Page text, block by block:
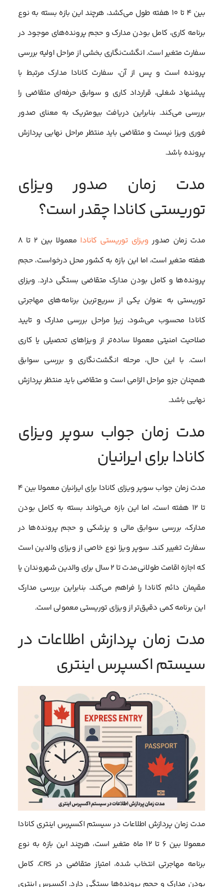
بین ۴ تا ۱۰ هفته طول می‌کشد، هرچند این بازه بسته به نوع
برنامه کاری، کامل بودن مدارک و حجم پرونده‌های موجود در
سفارت متغیر است. انگشت‌نگاری بخشی از مراحل اولیه بررسی
پرونده است و پس از آن، سفارت کانادا مدارک مرتبط با
پیشنهاد شغلی، قرارداد کاری و سوابق حرفه‌ای متقاضی را
بررسی می‌کند. بنابراین دریافت بیومتریک به معنای صدور
فوری ویزا نیست و متقاضی باید منتظر مراحل نهایی پردازش
پرونده باشد.
مدت زمان صدور ویزای
توریستی کانادا چقدر است؟
مدت زمان صدور ویزای توریستی کانادا
معمولا بین ۲ تا ۸
هفته متغیر است، اما این بازه به کشور محل درخواست، حجم
پرونده‌ها و کامل بودن مدارک متقاضی بستگی دارد. ویزای
توریستی به عنوان یکی از سریع‌ترین برنامه‌های مهاجرتی
کانادا محسوب می‌شود، زیرا مراحل بررسی مدارک و تایید
صلاحیت امنیتی معمولا ساده‌تر از ویزاهای تحصیلی یا کاری
است. با این حال، مرحله انگشت‌نگاری و بررسی سوابق
همچنان جزو مراحل الزامی است و متقاضی باید منتظر پردازش
نهایی باشد.
مدت زمان جواب سوپر ویزای
کانادا برای ایرانیان
مدت زمان جواب سوپر ویزای کانادا برای ایرانیان معمولا بین ۴
تا ۱۲ هفته است، اما این بازه می‌تواند بسته به کامل بودن
مدارک، بررسی سوابق مالی و پزشکی و حجم پرونده‌ها در
سفارت تغییر کند. سوپر ویزا نوع خاصی از ویزای والدین است
که اجازه اقامت طولانی‌مدت تا ۲ سال برای والدین شهروندان یا
مقیمان دائم کانادا را فراهم می‌کند، بنابراین بررسی مدارک
این برنامه کمی دقیق‌تر از ویزای توریستی معمولی است.
مدت زمان پردازش اطلاعات در
سیستم اکسپرس اینتری
مدت زمان پردازش اطلاعات در سیستم اکسپرس اینتری کانادا
معمولا بین ۶ تا ۱۲ ماه متغیر است، هرچند این بازه به نوع
برنامه مهاجرتی انتخاب شده، امتیاز متقاضی در CRS، کامل
بودن مدارک و حجم پرونده‌ها بستگی دارد. اکسپرس اینتری